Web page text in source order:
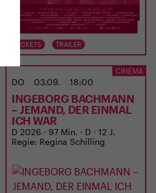
TICKETS TRAILER
CINEMA
DO 03.09. 18:00
INGEBORG BACHMANN
– JEMAND, DER EINMAL
ICH WAR
D 2026 · 97 Min. · D · 12 J.
Regie: Regina Schilling